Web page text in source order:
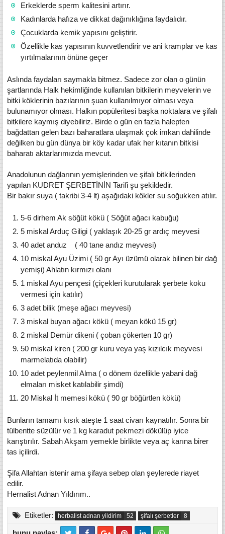
Erkeklerde sperm kalitesini artırır.
Kadınlarda hafıza ve dikkat dağınıklığına faydalıdır.
Çocuklarda kemik yapısını geliştirir.
Özellikle kas yapısının kuvvetlendirir ve ani kramplar ve kas
yırtılmalarının önüne geçer
Aslında faydaları saymakla bitmez. Sadece zor olan o günün
şartlarında Halk hekimliğinde kullanılan bitkilerin meyvelerin ve
bitki köklerinin bazılarının şuan kullanılmıyor olması veya
bulunamıyor olması. Halkın popüleritesi başka noktalara ve şifalı
bitkilere kaymış diyebiliriz. Birde o gün en fazla halepten
bağdattan gelen bazı baharatlara ulaşmak çok imkan dahilinde
değilken bu gün dünya bir köy kadar ufak her kıtanın bitkisi
baharatı aktarlarımızda mevcut.
Anadolunun dağlarının yemişlerinden ve şifalı bitkilerinden
yapılan KUDRET ŞERBETİNİN Tarifi şu şekildedir.
Bir bakır suya ( takribi 3-4 lt) aşağıdaki kökler su soğukken atılır.
5-6 dirhem Ak söğüt kökü ( Söğüt ağacı kabuğu)
5 miskal Arduç Giligi ( yaklaşık 20-25 gr ardıç meyvesi
40 adet anduz ( 40 tane andız meyvesi)
10 miskal Ayu Üzimi ( 50 gr Ayı üzümü olarak bilinen bir dağ
yemişi) Ahlatın kırmızı olanı
1 miskal Ayu pençesi (çiçekleri kurutularak şerbete koku
vermesi için katılır)
3 adet bilik (meşe ağacı meyvesi)
3 miskal buyan ağacı kökü ( meyan kökü 15 gr)
2 miskal Demür dikeni ( çoban çökerten 10 gr)
50 miskal kiren ( 200 gr kuru veya yaş kızılcık meyvesi
marmelatıda olabilir)
10 adet peylenmil Alma ( o dönem özellikle yabani dağ
elmaları misket katılabilir şimdi)
20 Miskal İt memesi kökü ( 90 gr böğürtlen kökü)
Bunların tamamı kısık ateşte 1 saat civarı kaynatılır. Sonra bir
tülbentte süzülür ve 1 kg karadut pekmezi dökülüp iyice
karıştırılır. Sabah Akşam yemekle birlikte veya aç karına birer
tas içilirdi.
Şifa Allahtan istenir ama şifaya sebep olan şeylerede riayet
edilir.
Hernalist Adnan Yıldırım..
Etiketler: herbalist adnan yildirim şifalı şerbetler